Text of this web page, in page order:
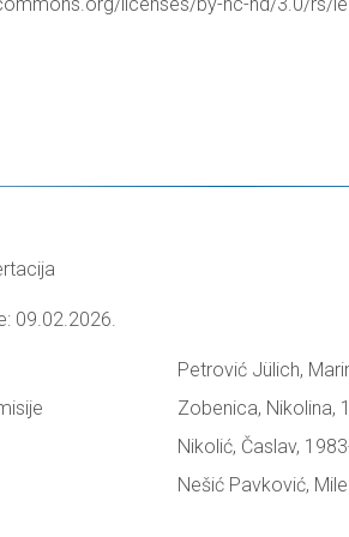
09.02.2026.
Petrović Jülich,
Zobenica, Nikolina,
Nikolić, Časlav,
Nešić Pavković,